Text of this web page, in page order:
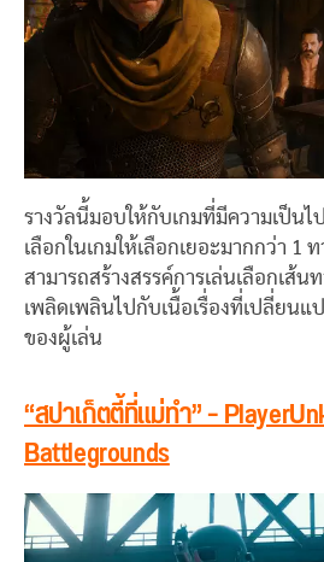
รางวัลนี้มอบให้กับเกมที่มีความเป็นไ
เลือกในเกมให้เลือกเยอะมากกว่า 1
สามารถสร้างสรรค์การเล่นเลือกเส้น
เพลิดเพลินไปกับเนื้อเรื่องที่เปลี่ยนแ
ของผู้เล่น
“สปาเก็ตตี้ที่แม่ทำ” –
Battlegrounds